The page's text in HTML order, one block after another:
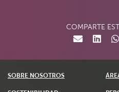
COMPARTE
SOBRE NOSOTROS